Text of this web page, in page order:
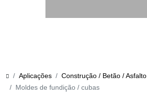
Aplicações
Construção / Betão / Asfalto
Moldes de fundição / cubas